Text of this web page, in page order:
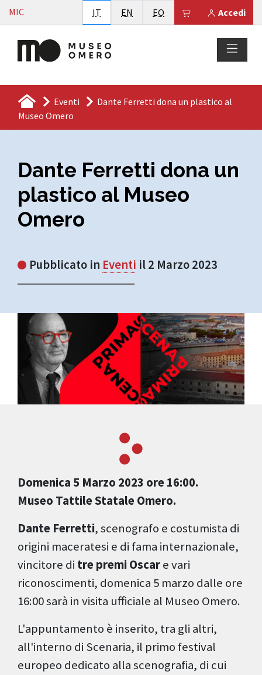
Vai al contenuto
MIC Accedi
Il tuo carrello è
IT Italiano
EN English
EO Esperanto
Eventi
Dante Ferretti dona un plastico al
Museo Omero
Dante Ferretti dona un
plastico al Museo
Omero
Pubblicato in Eventi il 2 Marzo 2023
Domenica 5 Marzo 2023 ore 16:00.
Museo Tattile Statale Omero.
Dante Ferretti, scenografo e costumista di
origini maceratesi e di fama internazionale,
vincitore di tre premi Oscare vari
riconoscimenti, domenica 5 marzo dalle ore
16:00 sarà in visita ufficiale al Museo Omero.
L'appuntamento è inserito, tra gli altri,
all'interno di Scenaria, il primo festival
europeo dedicato alla scenografia, di cui